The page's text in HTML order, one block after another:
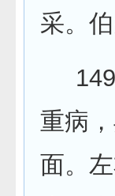
采。
重病
面。